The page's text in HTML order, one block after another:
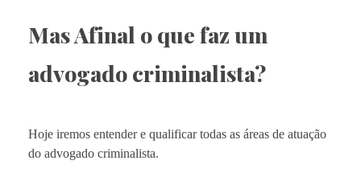
Mas Afinal o que faz um
advogado criminalista?
Hoje iremos entender e qualificar todas as áreas de atuação
do advogado criminalista.